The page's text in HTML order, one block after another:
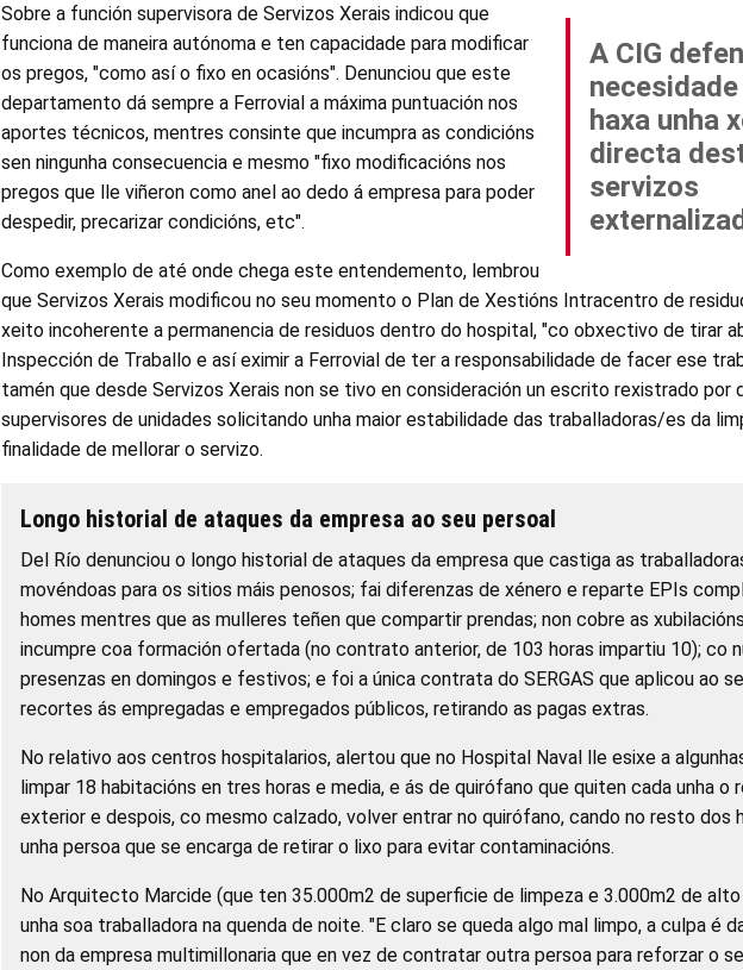
A CIG
haxa unha
directa
servizos
Sobre a función supervisora de Servizos Xerais indicou que
funciona de maneira autónoma e ten capacidade para modificar
os pregos, "como así o fixo en ocasións". Denunciou que este
departamento dá sempre a Ferrovial a máxima puntuación nos
aportes técnicos, mentres consinte que incumpra as condicións
sen ningunha consecuencia e mesmo "fixo modificacións nos
pregos que lle viñeron como anel ao dedo á empresa para poder
despedir, precarizar condicións, etc".
Como exemplo de até onde chega este entendemento, lembrou
que Servizos Xerais modificou no seu momento o Plan de Xestións Intracentro de
xeito incoherente a permanencia de residuos dentro do hospital, "co obxectivo de tirar
Inspección de Traballo e así eximir a Ferrovial de ter a responsabilidade de facer ese
tamén que desde Servizos Xerais non se tivo en consideración un escrito rexistrado por
supervisores de unidades solicitando unha maior estabilidade das traballadoras/es da
finalidade de mellorar o servizo.
Longo historial de ataques da empresa ao seu persoal
Del Río denunciou o longo historial de ataques da empresa que castiga as
movéndoas para os sitios máis penosos; fai diferenzas de xénero e reparte EPIs
homes mentres que as mulleres teñen que compartir prendas; non cobre as
incumpre coa formación ofertada (no contrato anterior, de 103 horas impartiu 10); co
presenzas en domingos e festivos; e foi a única contrata do SERGAS que aplicou ao
recortes ás empregadas e empregados públicos, retirando as pagas extras.
No relativo aos centros hospitalarios, alertou que no Hospital Naval lle esixe a
limpar 18 habitacións en tres horas e media, e ás de quirófano que quiten cada unha o
exterior e despois, co mesmo calzado, volver entrar no quirófano, cando no resto dos
unha persoa que se encarga de retirar o lixo para evitar contaminacións.
No Arquitecto Marcide (que ten 35.000m2 de superficie de limpeza e 3.000m2 de
unha soa traballadora na quenda de noite. "E claro se queda algo mal limpo, a culpa é
non da empresa multimillonaria que en vez de contratar outra persoa para reforzar o